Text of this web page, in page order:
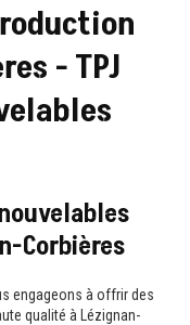
- TPJ
Corbières
engageons à offrir des
qualité à Lézignan-